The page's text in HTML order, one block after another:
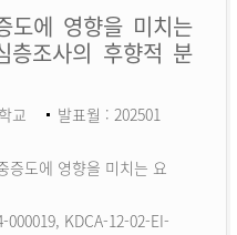
도에 영향을 미치는
층조사의 후향적 분
교
발표월 : 202501
증도에 영향을 미치는 요
000019, KDCA-12-02-EI-